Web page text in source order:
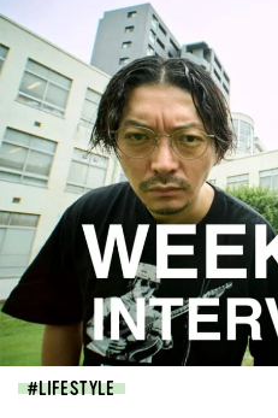
LIFESTYLE